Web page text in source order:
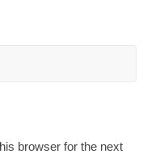
browser for the next